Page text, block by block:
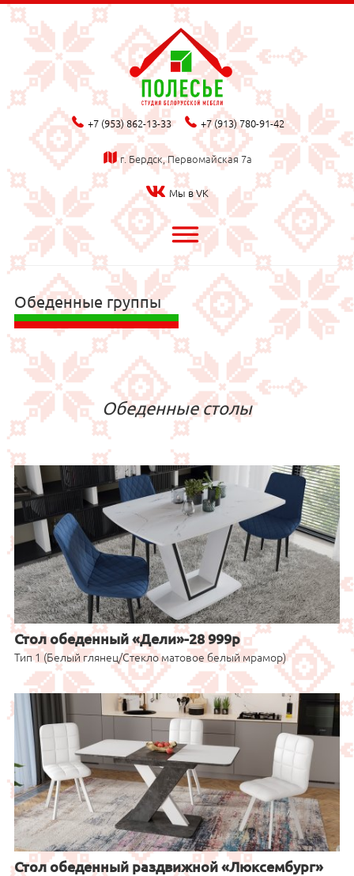
phone_fill +7 (953) 862-13-33 phone_fill +7 (913) 780-91-42
map_fillг. Бердск, Первомайская 7а
Мы в VK
bars
Обеденные группы
Обеденные столы
Стол обеденный «Дели»-28 999р
Тип 1 (Белый глянец/Стекло матовое белый мрамор)
Стол обеденный раздвижной «Люксембург»